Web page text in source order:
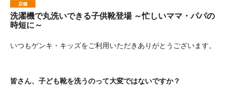
店舗
洗濯機で丸洗いできる子供靴登場 ～忙しいママ・パパの
時短に～
いつもゲンキ・キッズをご利用いただきありがとうございます。
皆さん、子ども靴を洗うのって大変ではないですか？